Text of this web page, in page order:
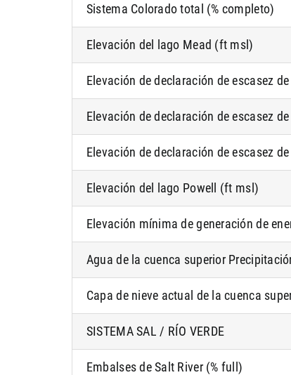
Sistema Colorado total (% completo)
Elevación del lago Mead (ft msl)
Elevación de declaración de escasez
Elevación de declaración de escasez
Elevación de declaración de escasez
Elevación del lago Powell (ft msl)
Elevación mínima de generación de
Agua de la cuenca superior
Capa de nieve actual de la cuenca
SISTEMA SAL / RÍO VERDE
Embalses de Salt River (% full)